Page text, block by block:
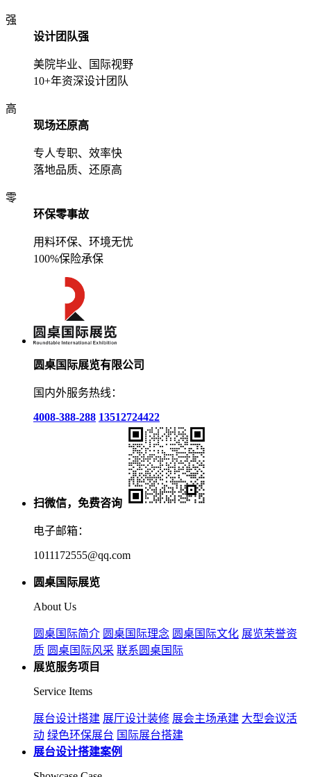
强
设计团队强
美院毕业、国际视野
10+年资深设计团队
高
现场还原高
专人专职、效率快
落地品质、还原高
零
环保零事故
用料环保、环境无忧
100%保险承保
圆桌国际展览有限公司
国内外服务热线：
4008-388-288 13512724422
扫微信，免费咨询
电子邮箱：
1011172555@qq.com
圆桌国际展览
About Us
圆桌国际简介 圆桌国际理念 圆桌国际文化 展览荣誉资
质 圆桌国际风采 联系圆桌国际
展览服务项目
Service Items
展台设计搭建 展厅设计装修 展会主场承建 大型会议活
动 绿色环保展台 国际展台搭建
展台设计搭建案例